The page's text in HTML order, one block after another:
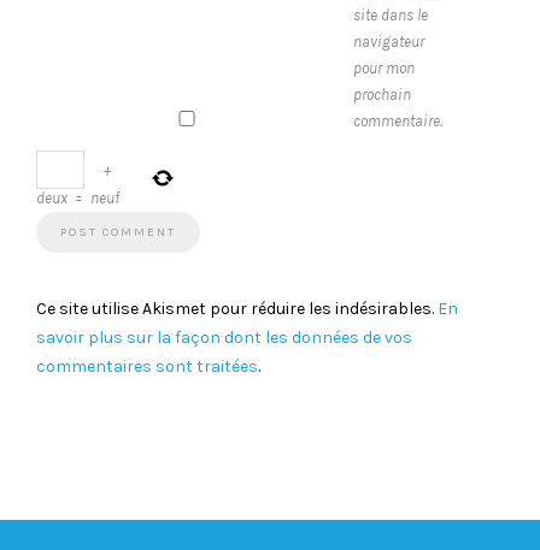
site dans le
navigateur
pour mon
prochain
commentaire.
+
deux = neuf
Ce site utilise Akismet pour réduire les indésirables. En
savoir plus sur la façon dont les données de vos
commentaires sont traitées.